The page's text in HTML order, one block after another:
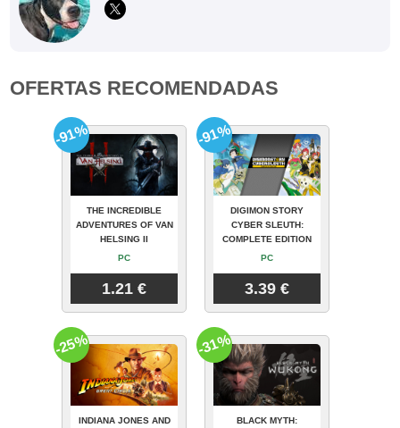
OFERTAS RECOMENDADAS
THE INCREDIBLE
ADVENTURES OF VAN
HELSING II
PC
1.21 €
-91%
DIGIMON STORY
CYBER SLEUTH:
COMPLETE EDITION
PC
3.39 €
-91%
INDIANA JONES AND
-25%
BLACK MYTH:
-31%